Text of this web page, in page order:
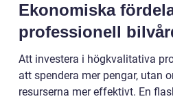
Ekonomiska
professionell
Att investera i högkvalitativa
att spendera mer pengar, utan
resurserna mer effektivt. En